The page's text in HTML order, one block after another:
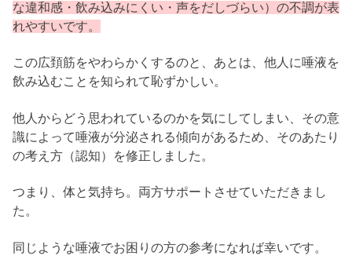
な違和感・飲み込みにくい・声をだしづらい）の不調が表
れやすいです。
この広頚筋をやわらかくするのと、あとは、他人に唾液を
飲み込むことを知られて恥ずかしい。
他人からどう思われているのかを気にしてしまい、その意
識によって唾液が分泌される傾向があるため、そのあたり
の考え方（認知）を修正しました。
つまり、体と気持ち。両方サポートさせていただきまし
た。
同じような唾液でお困りの方の参考になれば幸いです。